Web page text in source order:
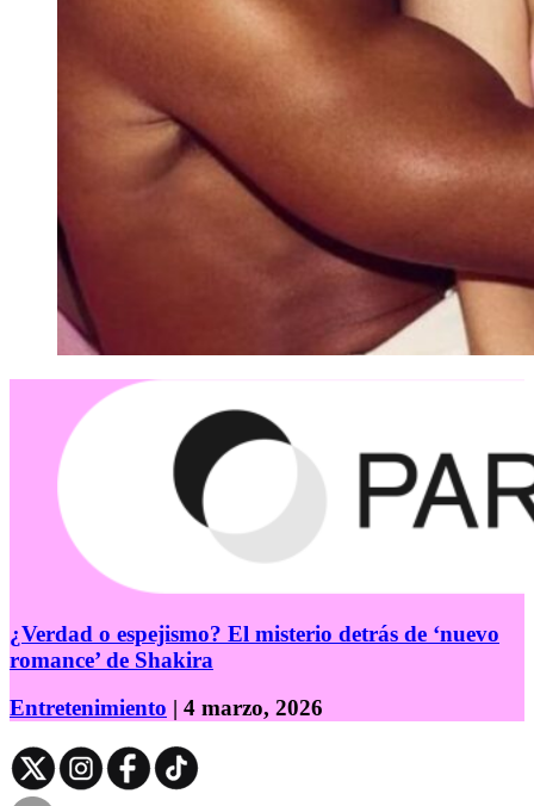
¿Verdad o espejismo? El misterio detrás de ‘nuevo
romance’ de Shakira
Entretenimiento | 4 marzo, 2026